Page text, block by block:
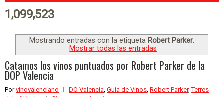
1,099,523
Mostrando entradas con la etiqueta Robert Parker
Mostrar todas las entradas
Catamos los vinos puntuados por Robert Parker de la
DOP Valencia
Porvinovalenciano DO Valencia, Guía de Vinos, Robert Parker,Terres